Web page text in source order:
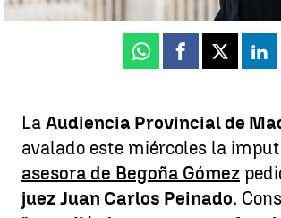
Whatsapp
Facebook
X
La Audiencia Provincial de
avalado este miércoles la
asesora de Begoña Gómez
juez Juan Carlos Peinado.